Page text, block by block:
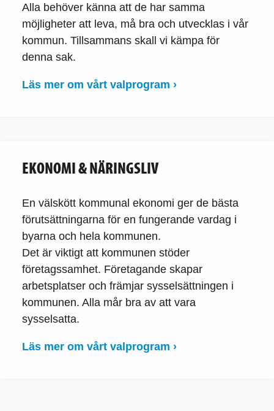
Alla behöver känna att de har samma
möjligheter att leva, må bra och utvecklas i vår
kommun. Tillsammans skall vi kämpa för
denna sak.
Läs mer om vårt valprogram ›
EKONOMI & NÄRINGSLIV
En välskött kommunal ekonomi ger de bästa
förutsättningarna för en fungerande vardag i
byarna och hela kommunen.
Det är viktigt att kommunen stöder
företagssamhet. Företagande skapar
arbetsplatser och främjar sysselsättningen i
kommunen. Alla mår bra av att vara
sysselsatta.
Läs mer om vårt valprogram ›